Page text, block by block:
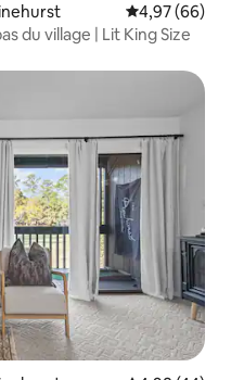
Évaluation
4,97 (66)
du village | Lit King Size
appréciés